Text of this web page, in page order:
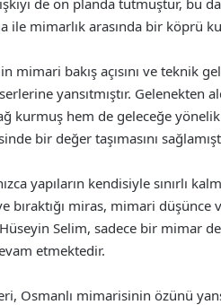
de ön planda tutmuştur, bu da
ile mimarlık arasında bir köprü
mimari bakış açısını ve teknik
yansıtmıştır. Gelenekten
kurmuş hem de geleceğe
bir değer taşımasını
yapıların kendisiyle sınırlı
miras, mimari düşünce
Selim, sadece bir mimar
etmektedir.
Osmanlı mimarisinin özünü